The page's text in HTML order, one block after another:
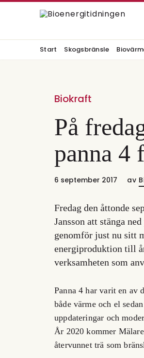
Start Skogsbränsle
Biokraft
På
panna 4
6 september 2017 av
Fredag den åttonde
Jansson att stänga
genomför just nu sitt
energiproduktion till
verksamheten som
Panna 4 har varit en av
både värme och el
uppdateringar och
År 2020 kommer
återvunnet trä som